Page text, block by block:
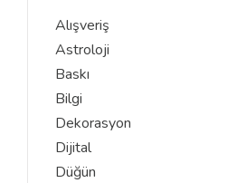
Alışveriş
Astroloji
Baskı
Bilgi
Dekorasyon
Dijital
Düğün